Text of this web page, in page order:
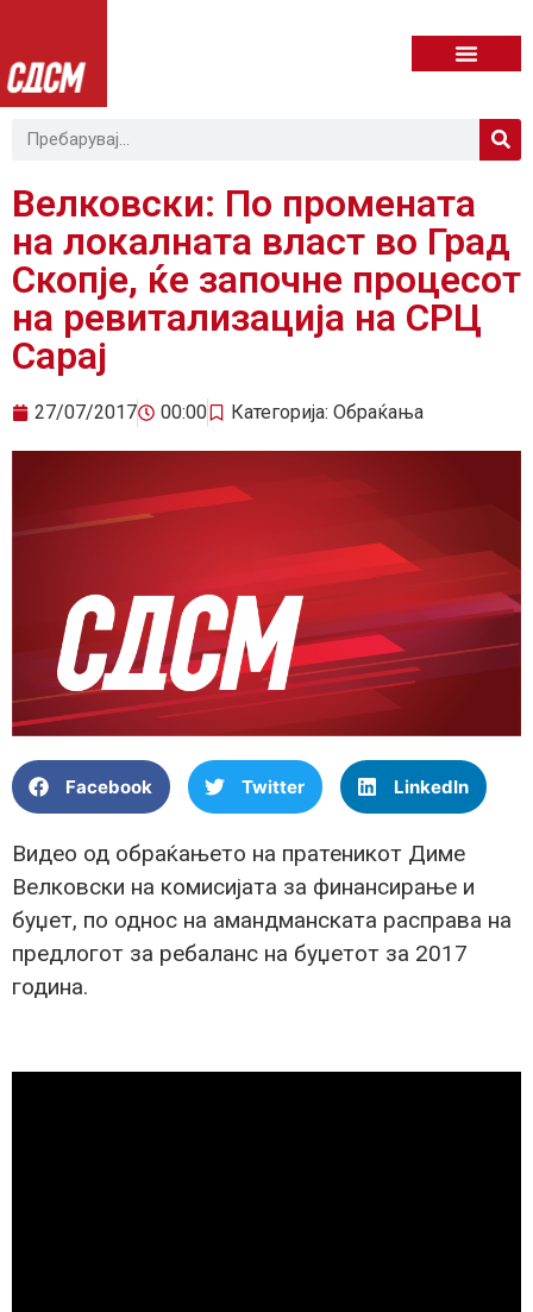
Велковски: По промената
на локалната власт во Град
Скопје, ќе започне процесот
на ревитализација на СРЦ
Сарај
27/07/2017 00:00 Категорија: Обраќања
Facebook Twitter LinkedIn
Видео од обраќањето на пратеникот Диме
Велковски на комисијата за финансирање и
буџет, по однос на амандманската расправа на
предлогот за ребаланс на буџетот за 2017
година.